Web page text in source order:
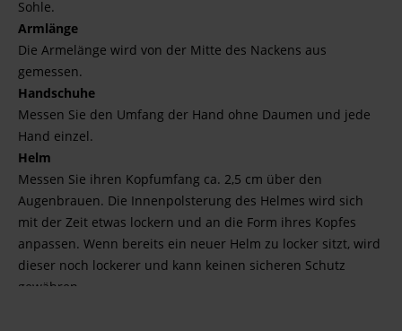
Sohle.
Armlänge
Die Armelänge wird von der Mitte des Nackens aus
gemessen.
Handschuhe
Messen Sie den Umfang der Hand ohne Daumen und jede
Hand einzel.
Helm
Messen Sie ihren Kopfumfang ca. 2,5 cm über den
Augenbrauen. Die Innenpolsterung des Helmes wird sich
mit der Zeit etwas lockern und an die Form ihres Kopfes
anpassen. Wenn bereits ein neuer Helm zu locker sitzt, wird
dieser noch lockerer und kann keinen sicheren Schutz
gewähren.